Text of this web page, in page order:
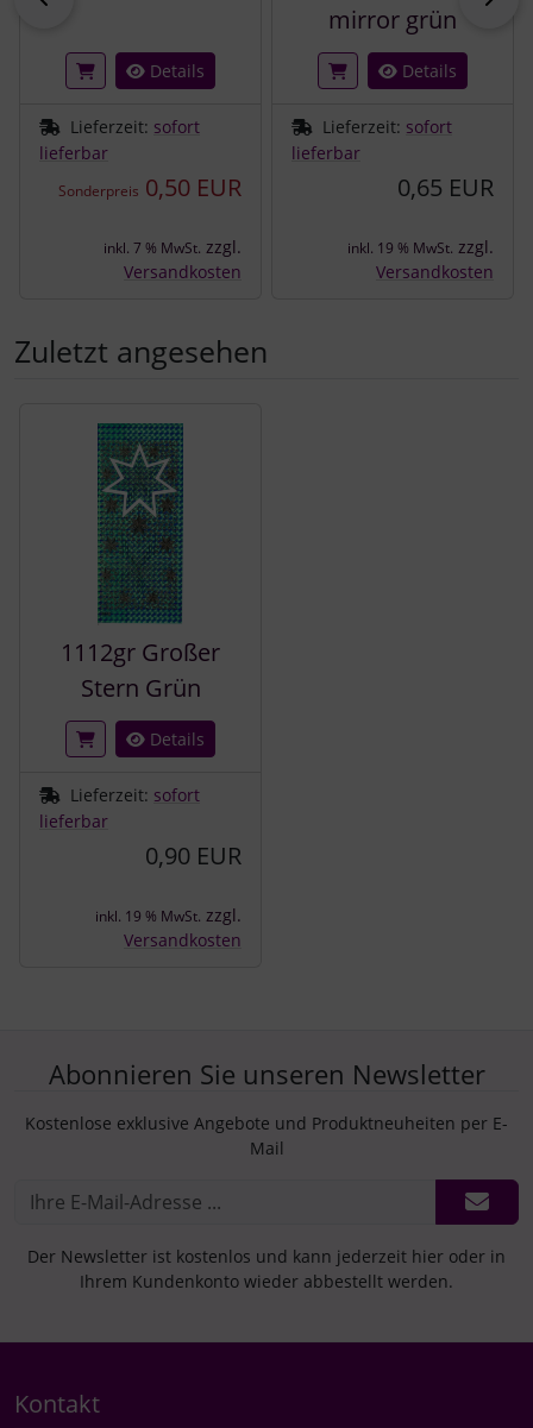
Details
Lieferzeit: sofort
lieferbar
Sonderpreis 0,50 EUR
inkl. 7 % MwSt. zzgl.
Versandkosten
mirror grün
Details
Lieferzeit: sofort
lieferbar
0,65 EUR
inkl. 19 % MwSt. zzgl.
Versandkosten
Zuletzt angesehen
1112gr Großer
Stern Grün
Details
Lieferzeit: sofort
lieferbar
0,90 EUR
inkl. 19 % MwSt. zzgl.
Versandkosten
Abonnieren Sie unseren Newsletter
Kostenlose exklusive Angebote und Produktneuheiten per E-
Mail
Der Newsletter ist kostenlos und kann jederzeit hier oder in
Ihrem Kundenkonto wieder abbestellt werden.
Kontakt